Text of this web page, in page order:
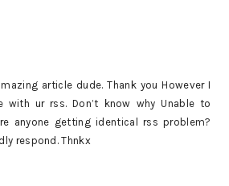
article dude. Thank you However I
with ur rss. Don’t know why Unable to
anyone getting identical rss problem?
respond. Thnkx